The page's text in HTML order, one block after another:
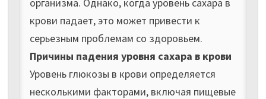
крови падает, это может привести к
серьезным проблемам со здоровьем.
Причины падения уровня сахара в крови
Уровень глюкозы в крови определяется
несколькими факторами, включая пищевые